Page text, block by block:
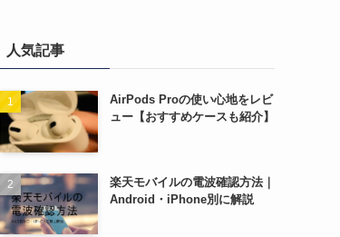
人気記事
AirPods Proの使い心地をレビ
ュー【おすすめケースも紹介】
楽天モバイルの電波確認方法｜
Android・iPhone別に解説